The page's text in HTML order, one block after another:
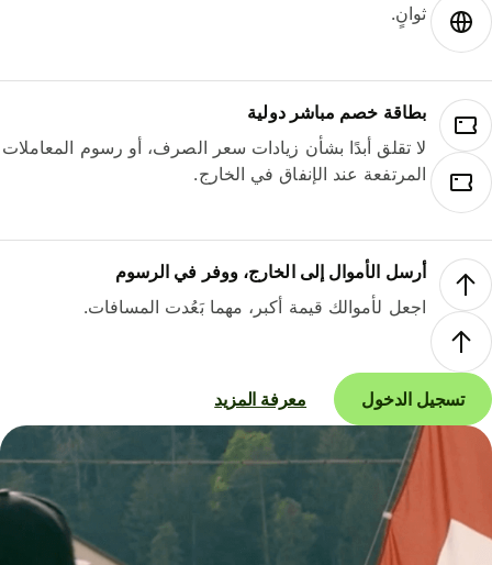
ثوانٍ.
بطاقة خصم مباشر دولية
لا تقلق أبدًا بشأن زيادات سعر الصرف، أو رسوم المعاملات
المرتفعة عند الإنفاق في الخارج.
أرسل الأموال إلى الخارج، ووفر في الرسوم
اجعل لأموالك قيمة أكبر، مهما بَعُدت المسافات.
تسجيل الدخول معرفة المزيد